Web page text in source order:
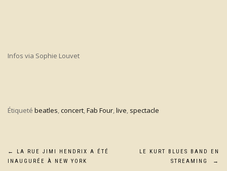
Infos via Sophie Louvet
Étiqueté beatles concert Fab Four live spectacle
Navigation
←
LA RUE JIMI HENDRIX A ÉTÉ
INAUGURÉE À NEW YORK
LE KURT BLUES BAND EN
STREAMING
→